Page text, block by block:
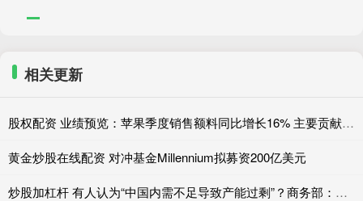
相关更新
股权配资 业绩预览：苹果季度销售额料同比增长16% 主要贡献来自iPhone
黄金炒股在线配资 对冲基金Millennium拟募资200亿美元
炒股加杠杆 有人认为“中国内需不足导致产能过剩”？商务部：这个观点不符合事实